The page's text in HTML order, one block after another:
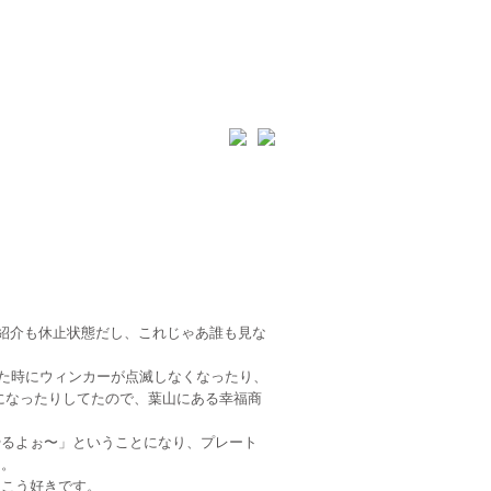
も休止状態だし、これじゃあ誰も見な
にウィンカーが点滅しなくなったり、
ったりしてたので、葉山にある幸福商
よぉ〜」ということになり、プレート
う好きです。